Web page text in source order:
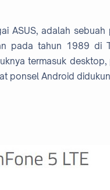
ASUS, adalah
pada tahun 1989 di
termasuk
ponsel Android